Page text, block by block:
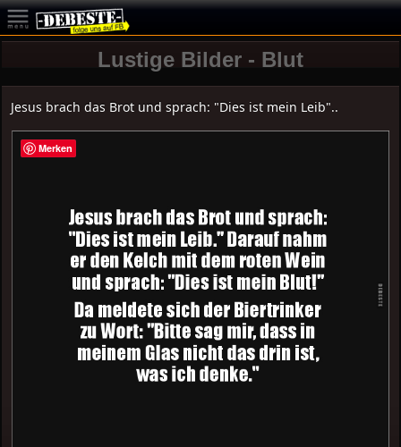
Lustige Bilder - Blut
Jesus brach das Brot und sprach: "Dies ist mein Leib"..
Merken